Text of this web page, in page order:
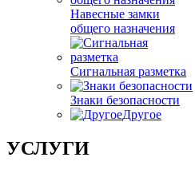
Навесные замки
общего назначения
Сигнальная разметка
Знаки безопасности
Другое
УСЛУГИ